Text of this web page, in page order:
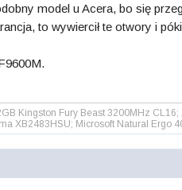
model u Acera, bo się
to wywiercił te otwory i
Kingston Fury Beast 3200MHz
XB2483HSU; Microsoft Natural Ergo